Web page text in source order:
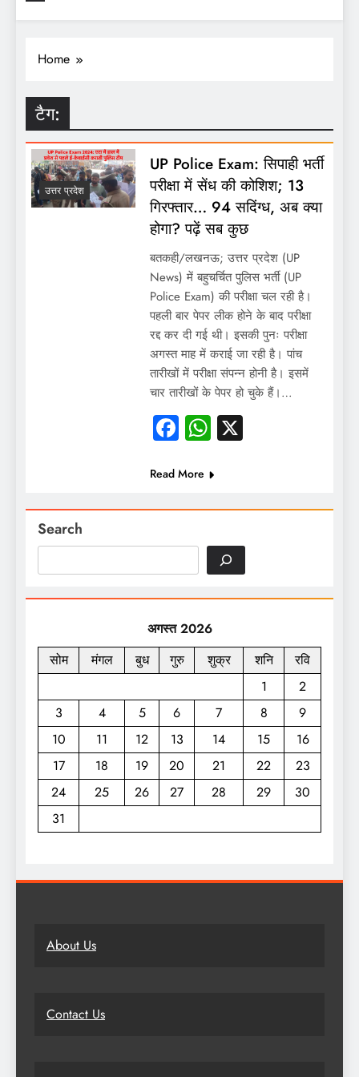
Home
टैग:
उत्तर प्रदेश
UP Police Exam: सिपाही भर्ती
परीक्षा में सेंध की कोशिश; 13
गिरफ्तार… 94 सदिंग्ध, अब क्या
होगा? पढ़ें सब कुछ
बतकही/लखनऊ; उत्तर प्रदेश (UP
News) में बहुचर्चित पुलिस भर्ती (UP
Police Exam) की परीक्षा चल रही है।
पहली बार पेपर लीक होने के बाद परीक्षा
रद्द कर दी गई थी। इसकी पुनः परीक्षा
अगस्त माह में कराई जा रही है। पांच
तारीखों में परीक्षा संपन्न होनी है। इसमें
चार तारीखों के पेपर हो चुके हैं।…
Facebook
WhatsApp
X
Read More
Search
अगस्त 2026
सोम
मंगल बुध गुरु शुक्र शनि
रवि
1
2
3
4 5 6 7 8
9
10
11 12 13 14 15
16
17
18 19 20 21 22
23
24
25 26 27 28 29
30
31
About Us
Contact Us